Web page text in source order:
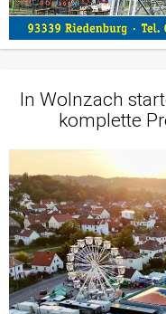
In Wolnzach
komplette